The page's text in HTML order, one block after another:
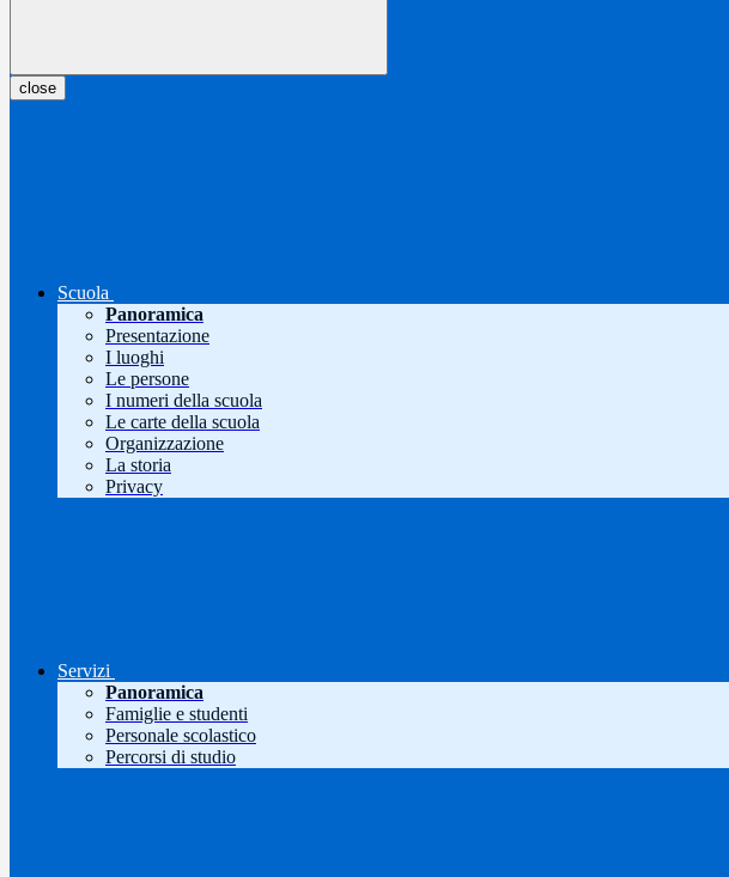
close
Scuola
Panoramica
Presentazione
I luoghi
Le persone
I numeri della scuola
Le carte della scuola
Organizzazione
La storia
Privacy
Servizi
Panoramica
Famiglie e studenti
Personale scolastico
Percorsi di studio